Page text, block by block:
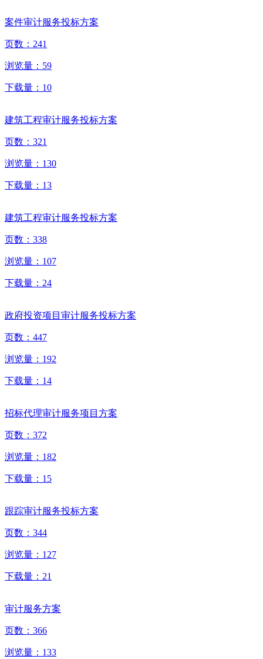
案件审计服务投标方案
页数： 241
浏览量： 59
下载量： 10
建筑工程审计服务投标方案
页数： 321
浏览量： 130
下载量： 13
建筑工程审计服务投标方案
页数： 338
浏览量： 107
下载量： 24
政府投资项目审计服务投标方案
页数： 447
浏览量： 192
下载量： 14
招标代理审计服务项目方案
页数： 372
浏览量： 182
下载量： 15
跟踪审计服务投标方案
页数： 344
浏览量： 127
下载量： 21
审计服务方案
页数： 366
浏览量： 133